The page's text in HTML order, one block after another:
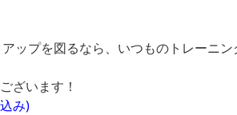
ップを図るなら、いつものトレーニン
ざいます！
み)